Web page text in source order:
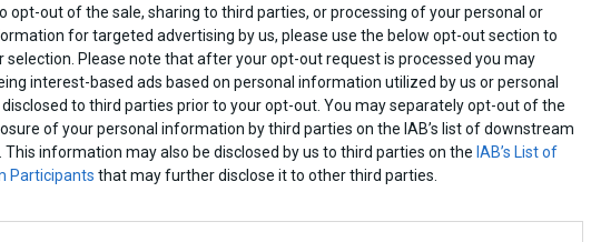
opt-out of the sale, sharing to third parties, or processing of your personal or
for targeted advertising by us, please use the below opt-out section to
selection. Please note that after your opt-out request is processed you may
interest-based ads based on personal information utilized by us or personal
to third parties prior to your opt-out. You may separately opt-out of the
of your personal information by third parties on the IAB’s list of downstream
This information may also be disclosed by us to third parties on the IAB’s List of
Participants that may further disclose it to other third parties.
Stern στην ιστοσελίδα του αναφέρει
διχοτομημένη από το 1974. Τότε η Τουρκία
νησιού της Μεσογείου. Εδώ και χρόνια ο ΟΗΕ
(…) Οι τελευταίες ειρηνευτικές συνομιλίες
το 2017. Τον περασμένο Οκτώβριο, ο